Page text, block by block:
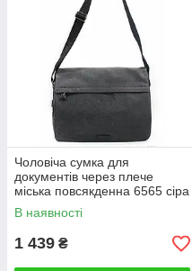
Чоловіча сумка для
документів через плече
міська повсякденна 6565 сіра
В наявності
1 439 ₴